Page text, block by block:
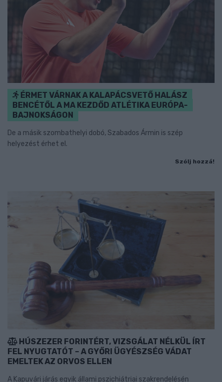
ÉRMET VÁRNAK A KALAPÁCSVETŐ HALÁSZ
BENCÉTŐL A MA KEZDŐD ATLÉTIKA EURÓPA-
BAJNOKSÁGON
De a másik szombathelyi dobó, Szabados Ármin is szép
helyezést érhet el.
Szólj hozzá!
HÚSZEZER FORINTÉRT, VIZSGÁLAT NÉLKÜL ÍRT
FEL NYUGTATÓT – A GYŐRI ÜGYÉSZSÉG VÁDAT
EMELTEK AZ ORVOS ELLEN
A Kapuvári járás egyik állami pszichiátriai szakrendelésén